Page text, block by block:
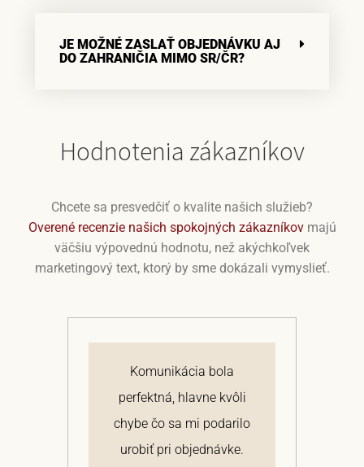
JE MOŽNÉ ZASLAŤ OBJEDNÁVKU AJ
DO ZAHRANIČIA MIMO SR/ČR?
Hodnotenia zákazníkov
Chcete sa presvedčiť o kvalite našich služieb?
Overené recenzie našich spokojných zákazníkovmajú
väčšiu výpovednú hodnotu, než akýchkoľvek
marketingový text, ktorý by sme dokázali vymyslieť.
Komunikácia bola
perfektná, hlavne kvôli
chybe čo sa mi podarilo
urobiť pri objednávke.